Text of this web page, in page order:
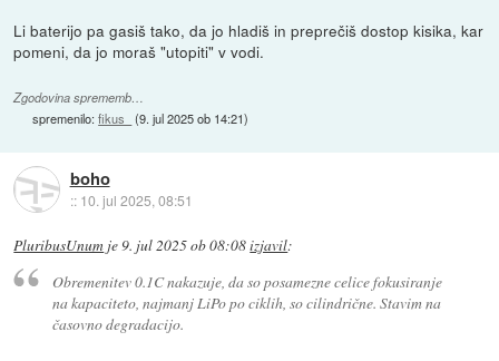
Li baterijo pa gasiš tako, da jo hladiš in preprečiš dostop kisika, kar
pomeni, da jo moraš "utopiti" v vodi.
Zgodovina sprememb…
spremenilo:fikus_ (9. jul 2025 ob 14:21)
boho
:: 10. jul 2025, 08:51
PluribusUnum je9. jul 2025 ob 08:08izjavil:
Obremenitev 0.1C nakazuje, da so posamezne celice fokusiranje
na kapaciteto, najmanj LiPo po ciklih, so cilindrične. Stavim na
časovno degradacijo.